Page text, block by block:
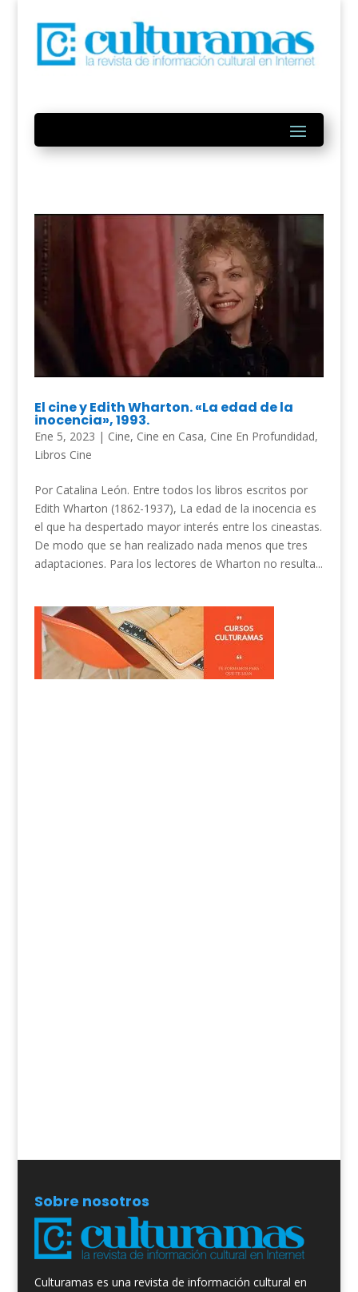
El cine y Edith Wharton. «La edad de la
inocencia», 1993.
Ene 5, 2023 | Cine, Cine en Casa, Cine En Profundidad,
Libros Cine
Por Catalina León. Entre todos los libros escritos por
Edith Wharton (1862-1937), La edad de la inocencia es
el que ha despertado mayor interés entre los cineastas.
De modo que se han realizado nada menos que tres
adaptaciones. Para los lectores de Wharton no resulta...
Sobre nosotros
Culturamas es una revista de información cultural en